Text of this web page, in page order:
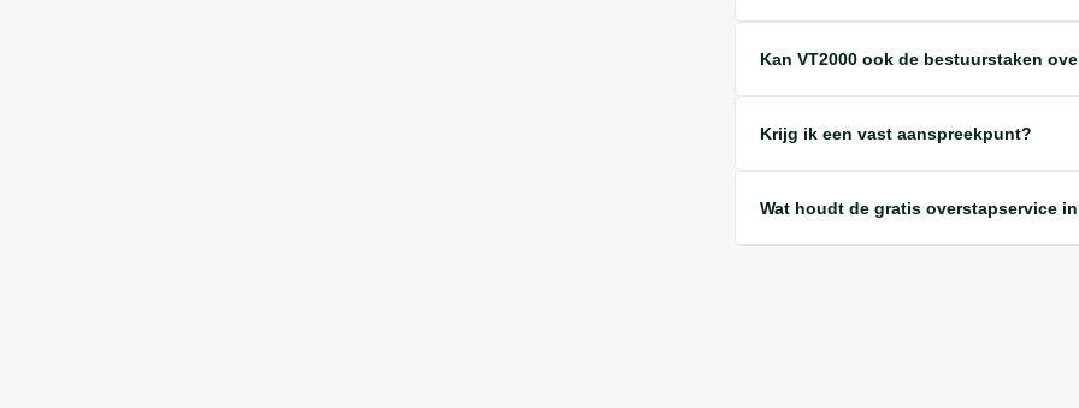
Kan VT2000 ook de bestuurstaken
Krijg ik een vast aanspreekpunt?
Wat houdt de gratis overstapservice